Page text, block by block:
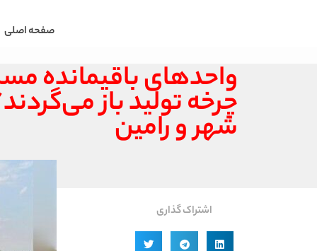
صفحه اصلی
واحدهای باقیمانده
چرخه تولید باز
شهر و رامین
اشتراک گذاری